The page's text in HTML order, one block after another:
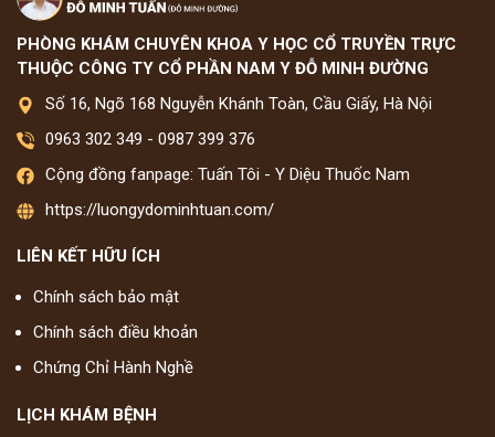
PHÒNG KHÁM CHUYÊN KHOA Y HỌC CỔ TRUYỀN TRỰC
THUỘC CÔNG TY CỔ PHẦN NAM Y ĐỖ MINH ĐƯỜNG
Số 16, Ngõ 168 Nguyễn Khánh Toàn, Cầu Giấy, Hà Nội
0963 302 349 - 0987 399 376
Cộng đồng fanpage: Tuấn Tôi - Y Diệu Thuốc Nam
https://luongydominhtuan.com/
LIÊN KẾT HỮU ÍCH
Chính sách bảo mật
Chính sách điều khoản
Chứng Chỉ Hành Nghề
LỊCH KHÁM BỆNH